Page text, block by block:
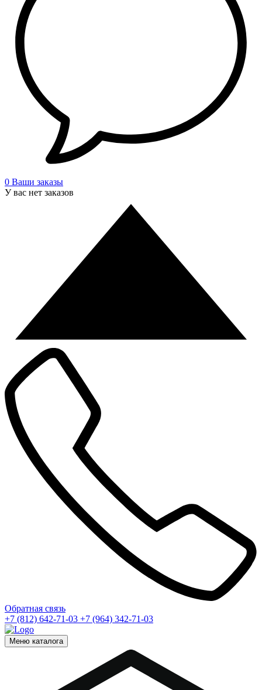
0 Ваши заказы
У вас нет заказов
Обратная связь
+7 (812) 642-71-03 +7 (964) 342-71-03
Меню каталога